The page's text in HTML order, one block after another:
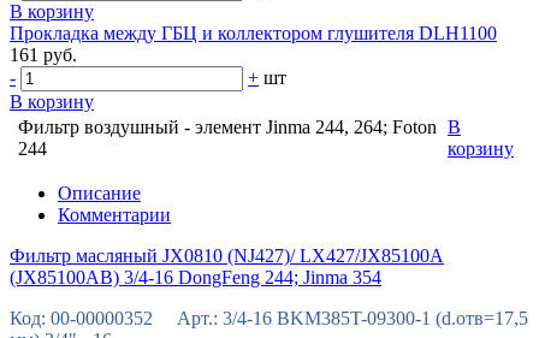
В корзину
Прокладка между ГБЦ и коллектором глушителя DLH1100
161 руб.
-
+ шт
В корзину
Фильтр воздушный - элемент Jinma 244, 264; Foton
244
В
корзину
Описание
Комментарии
Фильтр масляный JX0810 (NJ427)/ LX427/JX85100A
(JX85100AB) 3/4-16 DongFeng 244; Jinma 354
Код: 00-00000352 Арт.: 3/4-16 BKM385T-09300-1 (d.отв=17,5